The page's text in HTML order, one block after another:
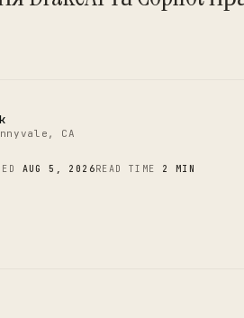
CA
AUG 5, 2026READ TIME 2 MIN